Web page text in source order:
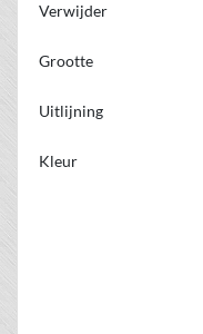
Verwijder
Grootte
Uitlijning
Kleur